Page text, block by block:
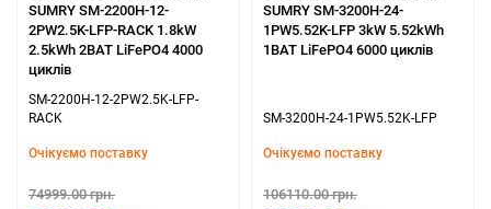
SUMRY SM-2200H-12-
2PW2.5K-LFP-RACK 1.8kW
2.5kWh 2BAT LiFePO4 4000
циклів
SM-2200H-12-2PW2.5K-LFP-
RACK
Очікуємо поставку
74999.00 грн.
SUMRY SM-3200H-24-
1PW5.52K-LFP 3kW 5.52kWh
1BAT LiFePO4 6000 циклів
SM-3200H-24-1PW5.52K-LFP
Очікуємо поставку
106110.00 грн.